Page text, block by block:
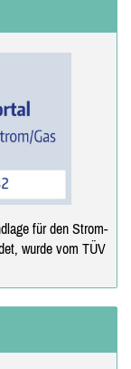
für den Strom-
wurde vom TÜV